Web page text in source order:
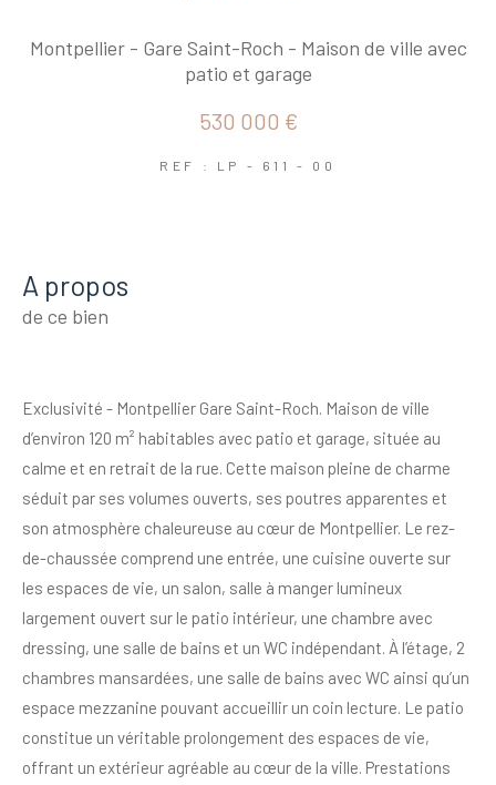
Montpellier - Gare Saint-Roch - Maison de ville avec
patio et garage
530 000 €
REF : LP - 611 - 00
a propos
de ce bien
Exclusivité - Montpellier Gare Saint-Roch. Maison de ville
d’environ 120 m² habitables avec patio et garage, située au
calme et en retrait de la rue. Cette maison pleine de charme
séduit par ses volumes ouverts, ses poutres apparentes et
son atmosphère chaleureuse au cœur de Montpellier. Le rez-
de-chaussée comprend une entrée, une cuisine ouverte sur
les espaces de vie, un salon, salle à manger lumineux
largement ouvert sur le patio intérieur, une chambre avec
dressing, une salle de bains et un WC indépendant. À l’étage, 2
chambres mansardées, une salle de bains avec WC ainsi qu’un
espace mezzanine pouvant accueillir un coin lecture. Le patio
constitue un véritable prolongement des espaces de vie,
offrant un extérieur agréable au cœur de la ville. Prestations